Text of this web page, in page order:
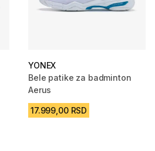
YONEX
Bele patike za badminton
Aerus
17.999,00 RSD